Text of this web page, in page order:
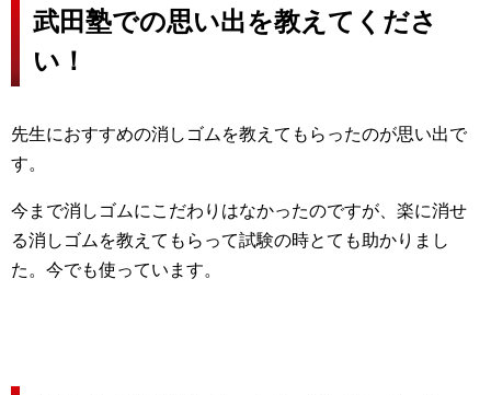
武田塾での思い出を教えてくださ
い！
先生におすすめの消しゴムを教えてもらったのが思い出で
す。
今まで消しゴムにこだわりはなかったのですが、楽に消せ
る消しゴムを教えてもらって試験の時とても助かりまし
た。今でも使っています。